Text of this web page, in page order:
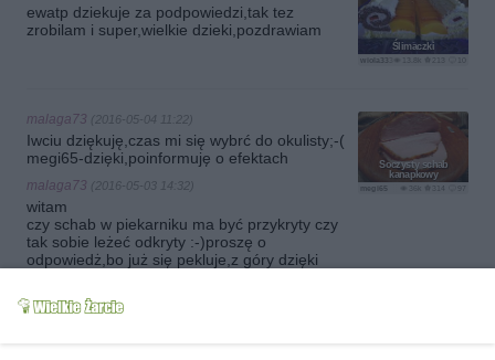
Ślimaczki
wiola333
ewatp dziekuje za podpowiedzi,tak tez
zrobilam i super,wielkie dzieki,pozdrawiam
Soczysty schab
kanapkowy
314
megi65
malaga73 (2016-05-04 11:22)
Iwciu dziękuję,czas mi się wybrć do okulisty;-(
megi65-dzięki,poinformuję o efektach
malaga73 (2016-05-03 14:32)
witam
czy schab w piekarniku ma być przykryty czy
tak sobie leżeć odkryty :-)proszę o
odpowiedż,bo już się pekluje,z góry dzięki